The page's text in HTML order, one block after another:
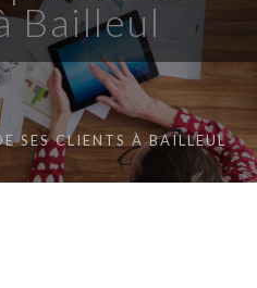
Bailleul
SES CLIENTS À BAILLEUL